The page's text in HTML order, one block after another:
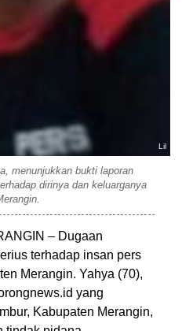
Lil
menunjukkan bukti laporan
dirinya dan keluarganya
– Dugaan
terhadap insan pers
Merangin. Yahya (70),
yang
Kabupaten Merangin,